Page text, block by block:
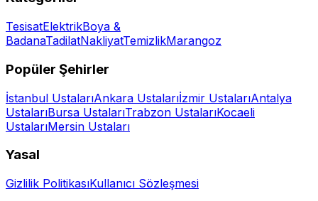
TesisatElektrikBoya &
BadanaTadilatNakliyatTemizlikMarangoz
Popüler Şehirler
İstanbul UstalarıAnkara Ustalarıİzmir UstalarıAntalya
UstalarıBursa UstalarıTrabzon UstalarıKocaeli
UstalarıMersin Ustaları
Yasal
Gizlilik PolitikasıKullanıcı Sözleşmesi